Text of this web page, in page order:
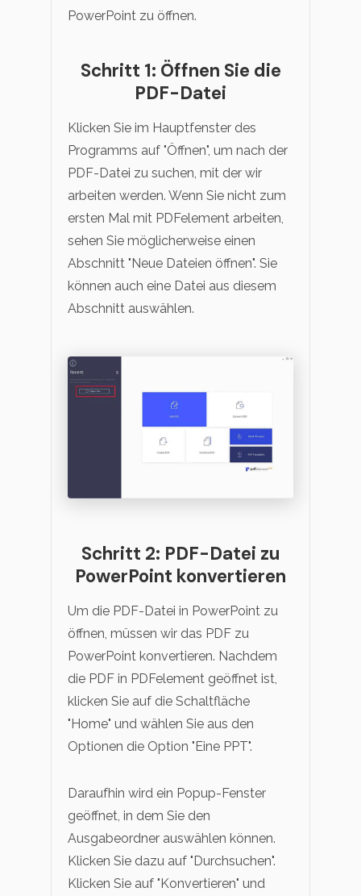
PowerPoint zu öffnen.
Schritt 1: Öffnen Sie die
PDF-Datei
Klicken Sie im Hauptfenster des
Programms auf "Öffnen", um nach der
PDF-Datei zu suchen, mit der wir
arbeiten werden. Wenn Sie nicht zum
ersten Mal mit PDFelement arbeiten,
sehen Sie möglicherweise einen
Abschnitt "Neue Dateien öffnen". Sie
können auch eine Datei aus diesem
Abschnitt auswählen.
Schritt 2: PDF-Datei zu
PowerPoint konvertieren
Um die PDF-Datei in PowerPoint zu
öffnen, müssen wir das PDF zu
PowerPoint konvertieren. Nachdem
die PDF in PDFelement geöffnet ist,
klicken Sie auf die Schaltfläche
"Home" und wählen Sie aus den
Optionen die Option "Eine PPT".
Daraufhin wird ein Popup-Fenster
geöffnet, in dem Sie den
Ausgabeordner auswählen können.
Klicken Sie dazu auf "Durchsuchen".
Klicken Sie auf "Konvertieren" und